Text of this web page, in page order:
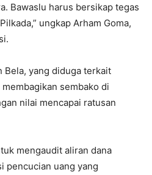
Bawaslu harus bersikap tegas
ungkap Arham Goma,
Bela, yang diduga terkait
sembako di
nilai mencapai ratusan
mengaudit aliran dana
pencucian uang yang